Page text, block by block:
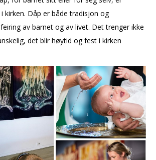
kirken. Dåp er både tradisjon og
av barnet og av livet. Det trenger ikke
det blir høytid og fest i kirken